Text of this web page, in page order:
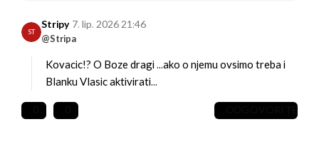
ST
Stripy
@Stripa
7. lip. 2026 21:46
Kovacic!? O Boze dragi ...ako o njemu ovsimo treba i
Blanku Vlasic aktivirati...